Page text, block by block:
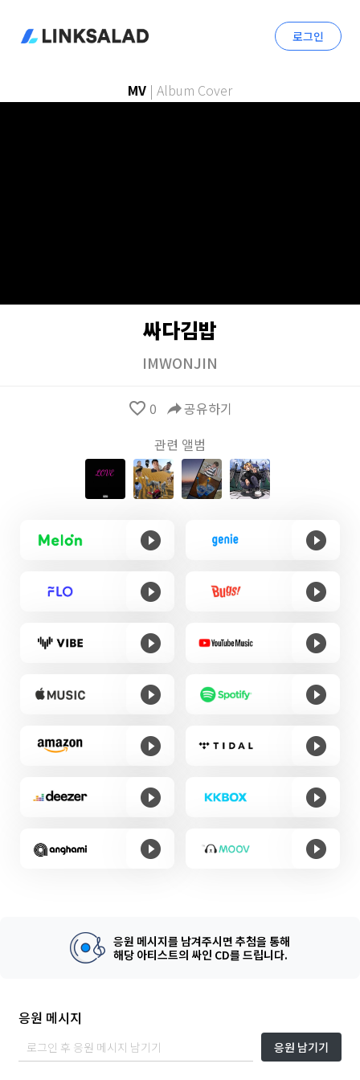
로그인
MV | Album Cover
싸다김밥
IMWONJIN
favorite_border 0 reply공유하기
관련 앨범
응원 메시지를 남겨주시면 추첨을 통해
해당 아티스트의 싸인 CD를 드립니다.
응원 메시지
응원 남기기